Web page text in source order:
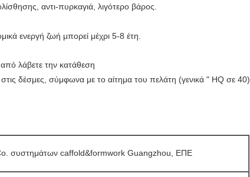
αντι-πυρκαγιά, λιγότερο βάρος.
ενεργή ζωή μπορεί μέχρι 5-8 έτη.
λάβετε την κατάθεση
δέσμες, σύμφωνα με το αίτημα του πελάτη (γενικά " HQ σε 40)
συστημάτων caffold&formwork Guangzhou, ΕΠΕ